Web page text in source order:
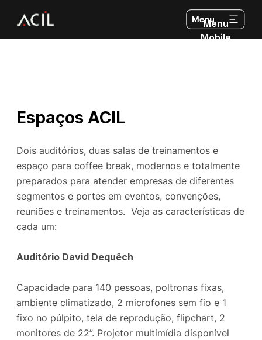
Menu
Mobile
Espaços ACIL
Dois auditórios, duas salas de treinamentos e
espaço para coffee break, modernos e totalmente
preparados para atender empresas de diferentes
segmentos e portes em eventos, convenções,
reuniões e treinamentos. Veja as características de
cada um:
Auditório David Dequêch
Capacidade para 140 pessoas, poltronas fixas,
ambiente climatizado, 2 microfones sem fio e 1
fixo no púlpito, tela de reprodução, flipchart, 2
monitores de 22”. Projetor multimídia disponível